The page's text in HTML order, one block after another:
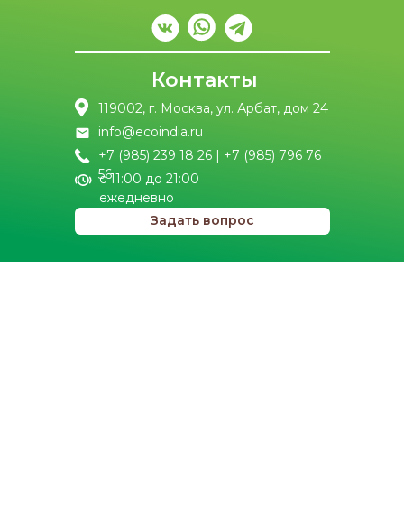
Контакты
119002, г. Москва, ул. Арбат, дом 24
info@ecoindia.ru
Задать вопрос
с 11:00 до 21:00
ежедневно
+7 (985) 239 18 26 | +7 (985) 796 76
56